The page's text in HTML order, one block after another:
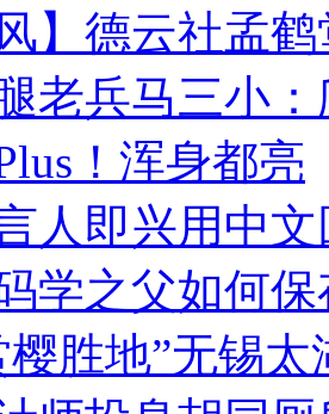
风】德云社孟
老兵马三小
！浑身都亮
人即兴用中
学之父如何
樱胜地”无锡